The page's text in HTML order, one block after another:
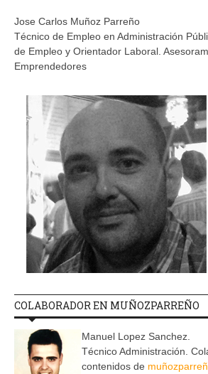
Jose Carlos Muñoz Parreño
Técnico de Empleo en Administración
de Empleo y Orientador Laboral.
Emprendedores
COLABORADOR EN MUÑOZPARREÑO
Manuel Lopez Sanchez.
Técnico Administración.
contenidos de